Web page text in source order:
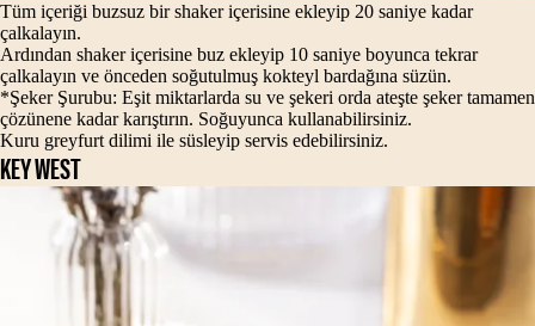
Tüm içeriği buzsuz bir shaker içerisine ekleyip 20 saniye kadar
çalkalayın.
Ardından shaker içerisine buz ekleyip 10 saniye boyunca tekrar
çalkalayın ve önceden soğutulmuş kokteyl bardağına süzün.
*Şeker Şurubu: Eşit miktarlarda su ve şekeri orda ateşte şeker tamamen
çözünene kadar karıştırın. Soğuyunca kullanabilirsiniz.
Kuru greyfurt dilimi ile süsleyip servis edebilirsiniz.
KEY WEST